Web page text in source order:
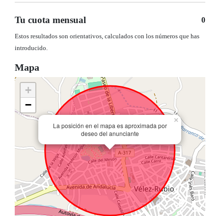
Tu cuota mensual 0
Estos resultados son orientativos, calculados con los números que has
introducido.
Mapa
La posición en el mapa es aproximada por
deseo del anunciante
×
+
−